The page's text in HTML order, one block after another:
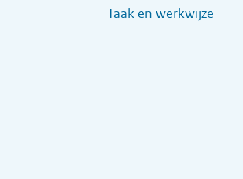
Taak en werkwijze